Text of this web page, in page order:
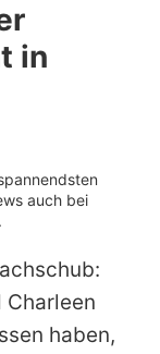
in
auch bei
Charleen
haben,